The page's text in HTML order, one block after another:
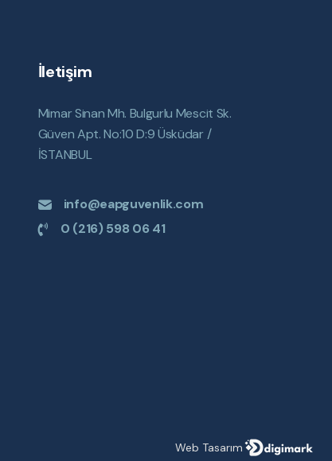
İletişim
Mimar Sinan Mh. Bulgurlu Mescit Sk.
Güven Apt. No:10 D:9 Üsküdar /
İSTANBUL
info@eapguvenlik.com
0 (216) 598 06 41
Web Tasarım